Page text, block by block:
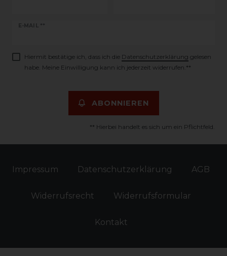
E-MAIL **
Newsletter
Hiermit bestätige ich, dass ich die Daten­schutz­erklärung gelesen
habe. Meine Einwilligung kann ich jederzeit widerrufen.**
ABONNIEREN
** Hierbei handelt es sich um ein Pflichtfeld.
Impressum Daten­schutz­erklärung AGB
Widerrufs­recht Widerrufs­formular
Kontakt